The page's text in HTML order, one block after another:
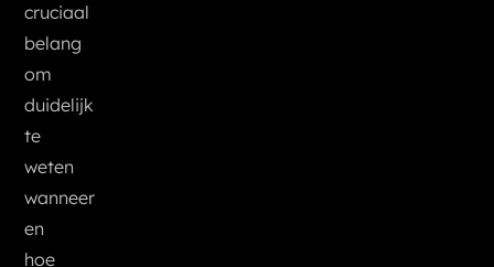
cruciaal
belang
om
duidelijk
te
weten
wanneer
en
hoe